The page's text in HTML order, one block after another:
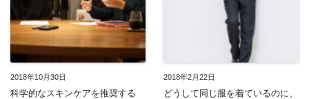
2018年10月30日
科学的なスキンケアを推奨する
2018年2月22日
どうして同じ服を着ているのに、